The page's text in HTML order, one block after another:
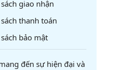
giao nhận
thanh toán
bảo mật
đến sự hiện đại và